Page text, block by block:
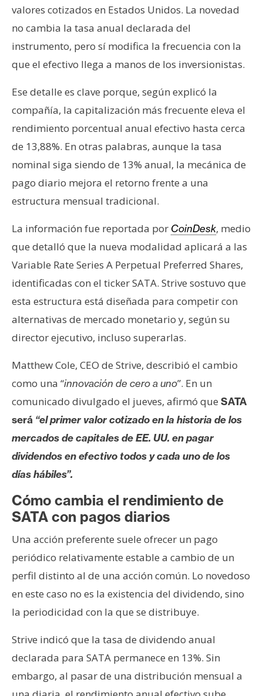
R
e
u
r
o
s
C
o
n
t
c
o
y
P
u
l
i
i
d
a
d
valores cotizados en Estados Unidos. La novedad
no cambia la tasa anual declarada del
instrumento, pero sí modifica la frecuencia con la
que el efectivo llega a manos de los inversionistas.
Ese detalle es clave porque, según explicó la
compañía, la capitalización más frecuente eleva el
rendimiento porcentual anual efectivo hasta cerca
de 13,88%. En otras palabras, aunque la tasa
nominal siga siendo de 13% anual, la mecánica de
pago diario mejora el retorno frente a una
estructura mensual tradicional.
La información fue reportada por CoinDesk, medio
que detalló que la nueva modalidad aplicará a las
Variable Rate Series A Perpetual Preferred Shares,
identificadas con el ticker SATA. Strive sostuvo que
esta estructura está diseñada para competir con
alternativas de mercado monetario y, según su
director ejecutivo, incluso superarlas.
Matthew Cole, CEO de Strive, describió el cambio
como una “innovación de cero a uno”. En un
comunicado divulgado el jueves, afirmó que SATA
será “el primer valor cotizado en la historia de los
mercados de capitales de EE. UU. en pagar
dividendos en efectivo todos y cada uno de los
días hábiles”.
Cómo cambia el rendimiento de
SATA con pagos diarios
Una acción preferente suele ofrecer un pago
periódico relativamente estable a cambio de un
perfil distinto al de una acción común. Lo novedoso
en este caso no es la existencia del dividendo, sino
la periodicidad con la que se distribuye.
Strive indicó que la tasa de dividendo anual
declarada para SATA permanece en 13%. Sin
embargo, al pasar de una distribución mensual a